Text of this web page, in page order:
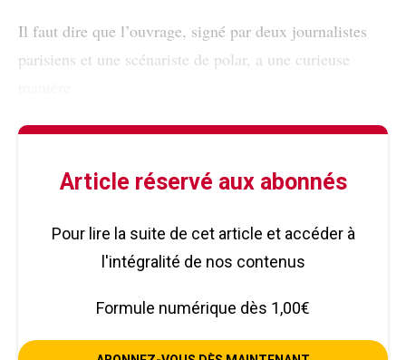
Il faut dire que l’ouvrage, signé par deux journalistes
parisiens et une scénariste de polar, a une curieuse
Article réservé aux abonnés
Pour lire la suite de cet article et accéder à
l'intégralité de nos contenus
Formule numérique dès 1,00€